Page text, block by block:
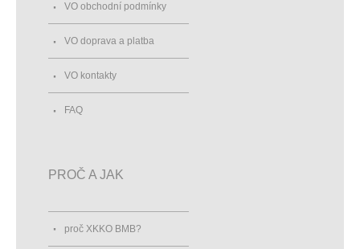
VO obchodní podmínky
VO doprava a platba
VO kontakty
FAQ
PROČ A JAK
proč XKKO BMB?